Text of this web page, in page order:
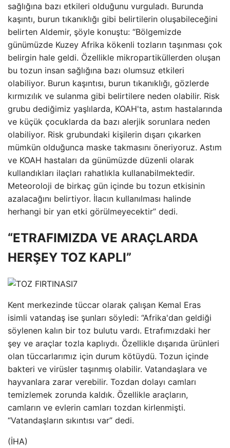
sağlığına bazı etkileri olduğunu vurguladı. Burunda
kaşıntı, burun tıkanıklığı gibi belirtilerin oluşabileceğini
belirten Aldemir, şöyle konuştu: “Bölgemizde
günümüzde Kuzey Afrika kökenli tozların taşınması çok
belirgin hale geldi. Özellikle mikropartiküllerden oluşan
bu tozun insan sağlığına bazı olumsuz etkileri
olabiliyor. Burun kaşıntısı, burun tıkanıklığı, gözlerde
kırmızılık ve sulanma gibi belirtilere neden olabilir. Risk
grubu dediğimiz yaşlılarda, KOAH'ta, astım hastalarında
ve küçük çocuklarda da bazı alerjik sorunlara neden
olabiliyor. Risk grubundaki kişilerin dışarı çıkarken
mümkün olduğunca maske takmasını öneriyoruz. Astım
ve KOAH hastaları da günümüzde düzenli olarak
kullandıkları ilaçları rahatlıkla kullanabilmektedir.
Meteoroloji de birkaç gün içinde bu tozun etkisinin
azalacağını belirtiyor. İlacın kullanılması halinde
herhangi bir yan etki görülmeyecektir” dedi.
“ETRAFIMIZDA VE ARAÇLARDA
HERŞEY TOZ KAPLI”
Kent merkezinde tüccar olarak çalışan Kemal Eras
isimli vatandaş ise şunları söyledi: “Afrika'dan geldiği
söylenen kalın bir toz bulutu vardı. Etrafımızdaki her
şey ve araçlar tozla kaplıydı. Özellikle dışarıda ürünleri
olan tüccarlarımız için durum kötüydü. Tozun içinde
bakteri ve virüsler taşınmış olabilir. Vatandaşlara ve
hayvanlara zarar verebilir. Tozdan dolayı camları
temizlemek zorunda kaldık. Özellikle araçların,
camların ve evlerin camları tozdan kirlenmişti.
“Vatandaşların sıkıntısı var” dedi.
(İHA)